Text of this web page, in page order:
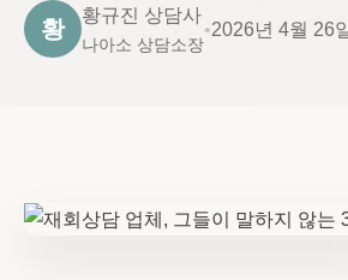
황
황규진 상담사
나아소 상담소장
•2026년 4월 26